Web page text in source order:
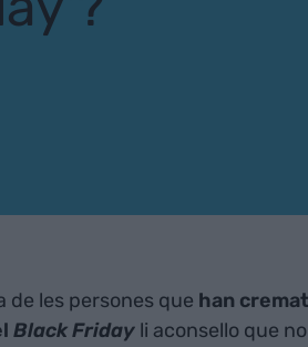
de les persones que han
Black Fridayli aconsello que